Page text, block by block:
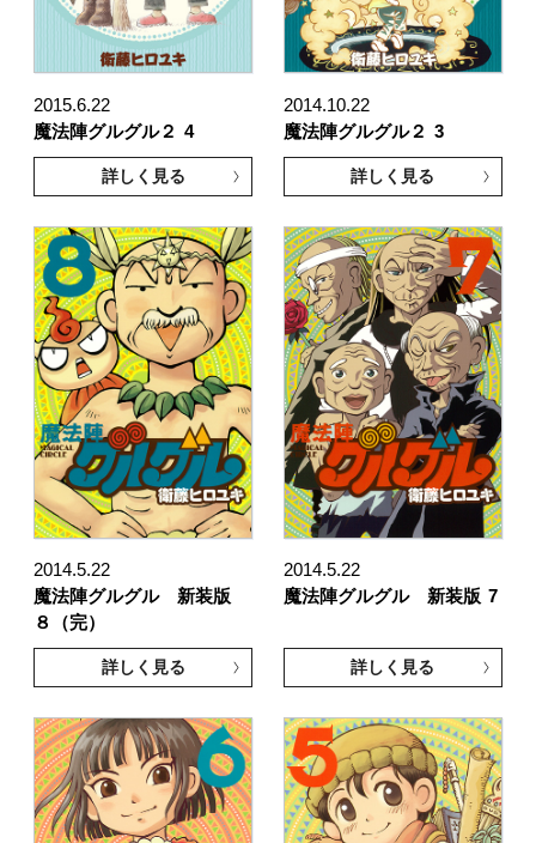
2015.6.22
魔法陣グルグル２ 4
詳しく見る
2014.10.22
魔法陣グルグル２ 3
詳しく見る
2014.5.22
魔法陣グルグル 新装版
８（完）
詳しく見る
2014.5.22
魔法陣グルグル 新装版 7
詳しく見る